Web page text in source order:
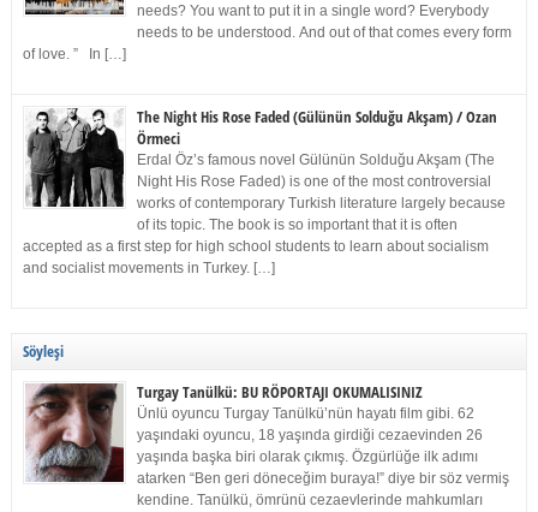
needs? You want to put it in a single word? Everybody
needs to be understood. And out of that comes every form
of love. ” In […]
The Night His Rose Faded (Gülünün Solduğu Akşam) / Ozan
Örmeci
Erdal Öz’s famous novel Gülünün Solduğu Akşam (The
Night His Rose Faded) is one of the most controversial
works of contemporary Turkish literature largely because
of its topic. The book is so important that it is often
accepted as a first step for high school students to learn about socialism
and socialist movements in Turkey. […]
Söyleşi
Turgay Tanülkü: BU RÖPORTAJI OKUMALISINIZ
Ünlü oyuncu Turgay Tanülkü’nün hayatı film gibi. 62
yaşındaki oyuncu, 18 yaşında girdiği cezaevinden 26
yaşında başka biri olarak çıkmış. Özgürlüğe ilk adımı
atarken “Ben geri döneceğim buraya!” diye bir söz vermiş
kendine. Tanülkü, ömrünü cezaevlerinde mahkumları